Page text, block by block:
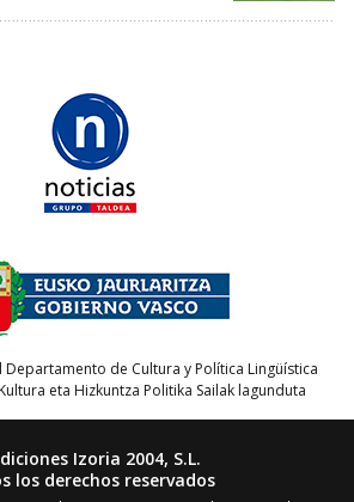
de Cultura y Política Lingüística
eta Hizkuntza Politika Sailak lagunduta
Izoria 2004, S.L.
los derechos reservados